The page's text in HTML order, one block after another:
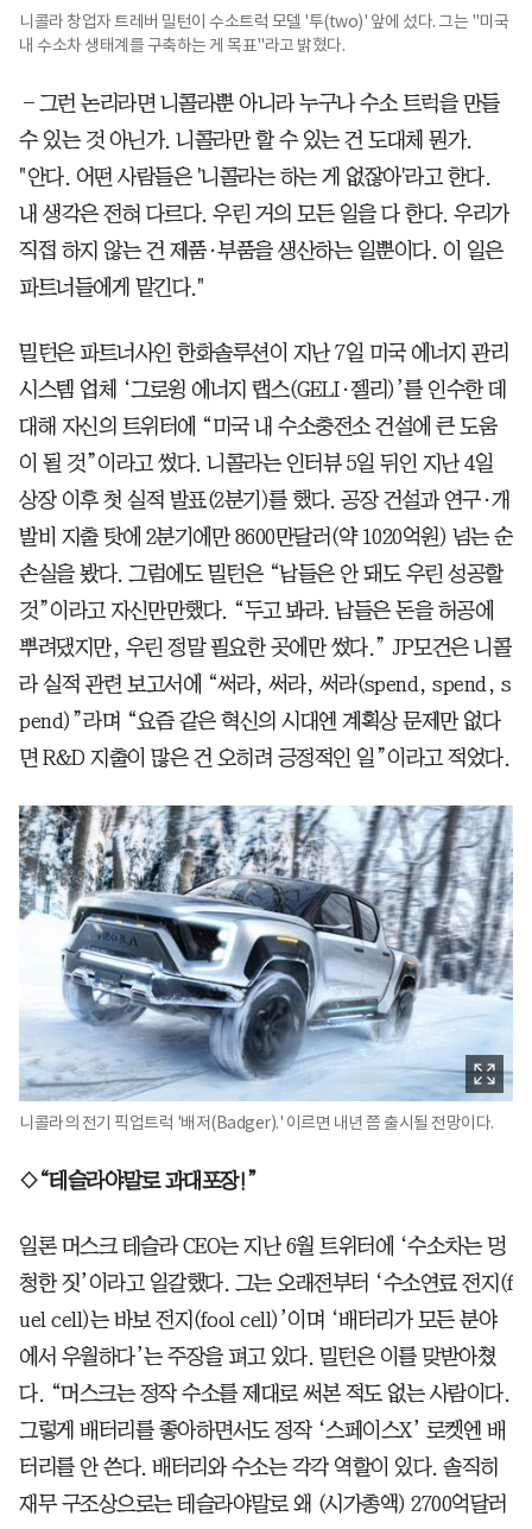
니콜라 창업자 트레버 밀턴이 수소트럭 모델 '투(two)' 앞에 섰다. 그는 "미국
내 수소차 생태계를 구축하는 게 목표"라고 밝혔다.
―그런 논리라면 니콜라뿐 아니라 누구나 수소 트럭을 만들
수 있는 것 아닌가. 니콜라만 할 수 있는 건 도대체 뭔가.
"안다. 어떤 사람들은 '니콜라는 하는 게 없잖아'라고 한다.
내 생각은 전혀 다르다. 우린 거의 모든 일을 다 한다. 우리가
직접 하지 않는 건 제품·부품을 생산하는 일뿐이다. 이 일은
파트너들에게 맡긴다."
밀턴은 파트너사인 한화솔루션이 지난 7일 미국 에너지 관리
시스템 업체 ‘그로윙 에너지 랩스(GELI·젤리)’를 인수한 데
대해 자신의 트위터에 “미국 내 수소충전소 건설에 큰 도움
이 될 것”이라고 썼다. 니콜라는 인터뷰 5일 뒤인 지난 4일
상장 이후 첫 실적 발표(2분기)를 했다. 공장 건설과 연구·개
발비 지출 탓에 2분기에만 8600만달러(약 1020억원) 넘는 순
손실을 봤다. 그럼에도 밀턴은 “남들은 안 돼도 우린 성공할
것”이라고 자신만만했다. “두고 봐라. 남들은 돈을 허공에
뿌려댔지만, 우린 정말 필요한 곳에만 썼다.” JP모건은 니콜
라 실적 관련 보고서에 “써라, 써라, 써라(spend, spend, s
pend)”라며 “요즘 같은 혁신의 시대엔 계획상 문제만 없다
면 R&D 지출이 많은 건 오히려 긍정적인 일”이라고 적었다.
니콜라의 전기 픽업트럭 '배저(Badger).' 이르면 내년 쯤 출시될 전망이다.
◇“테슬라야말로 과대포장!”
일론 머스크 테슬라 CEO는 지난 6월 트위터에 ‘수소차는 멍
청한 짓’이라고 일갈했다. 그는 오래전부터 ‘수소연료 전지(f
uel cell)는 바보 전지(fool cell)’이며 ‘배터리가 모든 분야
에서 우월하다’는 주장을 펴고 있다. 밀턴은 이를 맞받아쳤
다. “머스크는 정작 수소를 제대로 써본 적도 없는 사람이다.
그렇게 배터리를 좋아하면서도 정작 ‘스페이스X’ 로켓엔 배
터리를 안 쓴다. 배터리와 수소는 각각 역할이 있다. 솔직히
재무 구조상으로는 테슬라야말로 왜 (시가총액) 2700억달러